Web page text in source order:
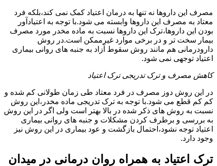
مصرف این داروها نه تنها به درمان اعتیاد کمک نمی کند،بلکه فرد
معتاد به مصرف این داروها وابسته می شود.با توجه به اعتیادآور
بودن این داروها،ترک این داروها نسبت به ماده مخدر مورد مصرف
بیمار سخت تر و در برخی موارد غیرممکن است.در روش
دارودرمانی هم مانند روش سقوط آزاد به جنبه های روانی بیماری
اعتیاد توجهی نمی شود.
کاهش مصرف و ترک تدریجی ترک اعتیاد
در این روش دوز مصرف در فرد معتاد طی زمان طولانی کم شده و
کم کم قطع می شود.با توجه به ترک تدریجی ماده مخدر،این روش
نسبت به روش های ذکر شده در بالا بهتر است ولی اگر در این روش
به بررسی و برطرف کردن مشکلات و جنبه های روانی بیماری
اعتیاد توجه نشود،احتمال بازگشت و عود بیماری در این روش نیز
وجود دارد.
ترک اعتیاد به همراه روان درمانی در میدان